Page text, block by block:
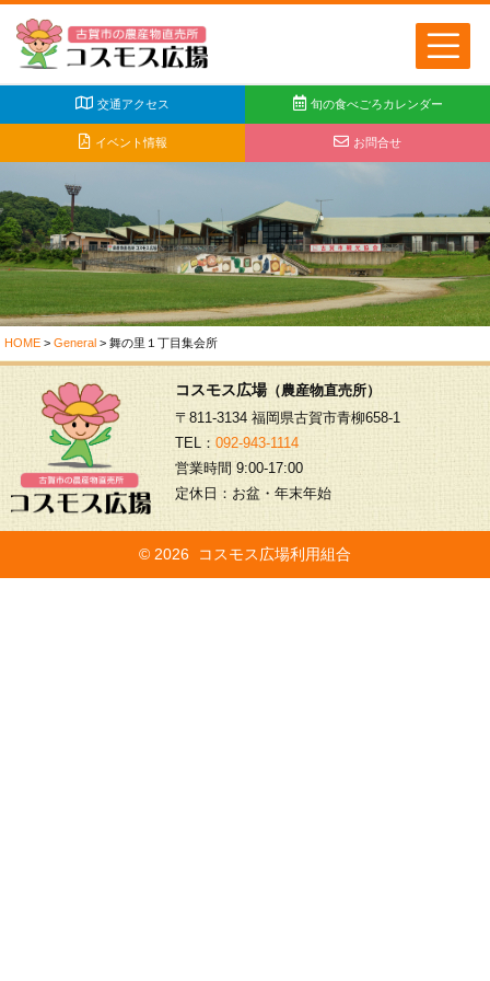
交通アクセス 旬の食べごろカレンダー
イベント情報 お問合せ
HOME > General > 舞の里１丁目集会所
コスモス広場（農産物直売所）
〒811-3134 福岡県古賀市青柳658-1
TEL： 092-943-1114
営業時間 9:00-17:00
定休日：お盆・年末年始
© 2026 コスモス広場利用組合